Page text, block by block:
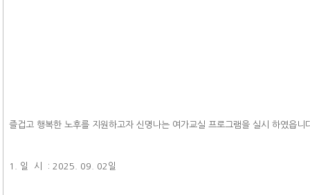
즐겁고 행복한 노후를 지원하고자 신명나는 여가교실 프로그램을 실시 하였읍니
1. 일 시 : 2025. 09. 02일